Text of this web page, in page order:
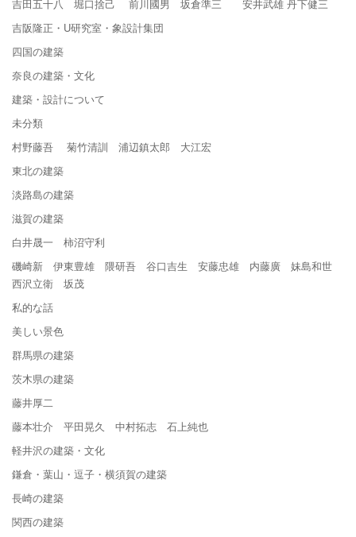
吉田五十八 堀口捨己 前川國男 坂倉準三 安井武雄 丹下健三
吉阪隆正・U研究室・象設計集団
四国の建築
奈良の建築・文化
建築・設計について
未分類
村野藤吾 菊竹清訓 浦辺鎮太郎 大江宏
東北の建築
淡路島の建築
滋賀の建築
白井晟一 柿沼守利
磯崎新 伊東豊雄 隈研吾 谷口吉生 安藤忠雄 内藤廣 妹島和世
西沢立衛 坂茂
私的な話
美しい景色
群馬県の建築
茨木県の建築
藤井厚二
藤本壮介 平田晃久 中村拓志 石上純也
軽井沢の建築・文化
鎌倉・葉山・逗子・横須賀の建築
長崎の建築
関西の建築